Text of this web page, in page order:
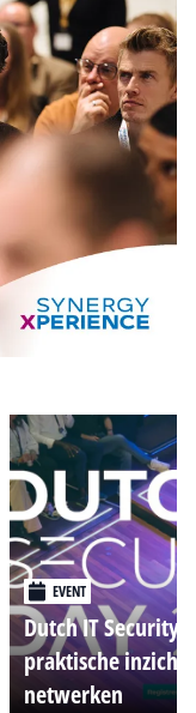
EVENT
Dutch IT Security
praktische
netwerken